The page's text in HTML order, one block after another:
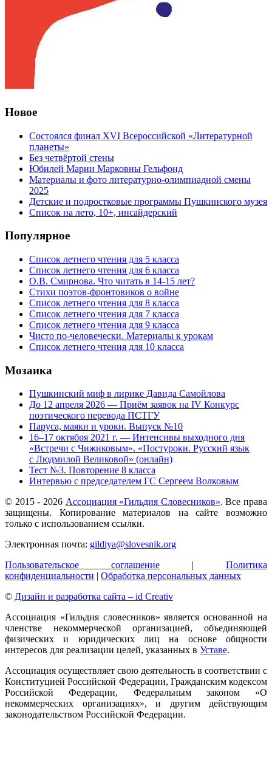
Новое
Состоялся финал XVI Всероссийской «Литературной
планеты»
Без четвёртой стены
Юбилей Марии Марковны Гельфонд
Материалы и фото литературно-олимпиадной смены
2025
Детские и подростковые программы Пушкинского музея
Список на лето, 10+, инсайдерский
Популярное
Список летнего чтения для 5 класса
Список летнего чтения для 6 класса
О.В. Смирнова. Что читать в 14-15 лет?
Стихи поэтов-фронтовиков о войне
Список летнего чтения для 8 класса
Список летнего чтения для 7 класса
Список летнего чтения для 9 класса
Чисто по-человечески. Материалы к урокам
Список летнего чтения для 10 класса
Мозаика
Пушкинский миф в лирике Давида Самойлова
До 12 апреля 2026 — Приём заявок на IV Конкурс
поэтического перевода ПСТГУ
Паруса, маяки и уроки. Выпуск №10
16–17 октября 2021 г. — Интенсивы выходного дня
«Встречи с Чижиковым». «Постуроки. Русский язык
с Людмилой Великовой» (онлайн)
Тест №3. Повторение 8 класса
Интервью с председателем ГС Сергеем Волковым
© 2015 - 2026 Ассоциация «Гильдия Словесников». Все права
защищены. Копирование материалов на сайте возможно
только с использованием ссылки.
Электронная почта: gildiya@slovesnik.org
Пользовательское соглашение
Политика
конфиденциальности
Обработка персональных данных
© Дизайн и разработка сайта – id Creativ
Ассоциация «Гильдия словесников» является основанной на
членстве некоммерческой организацией, объединяющей
физических и юридических лиц на основе общности
интересов для реализации целей, указанных в Уставе.
Ассоциация осуществляет свою деятельность в соответствии с
Конституцией Российской Федерации, Гражданским кодексом
Российской Федерации, Федеральным законом «О
некоммерческих организациях», и другим действующим
законодательством Российской Федерации.